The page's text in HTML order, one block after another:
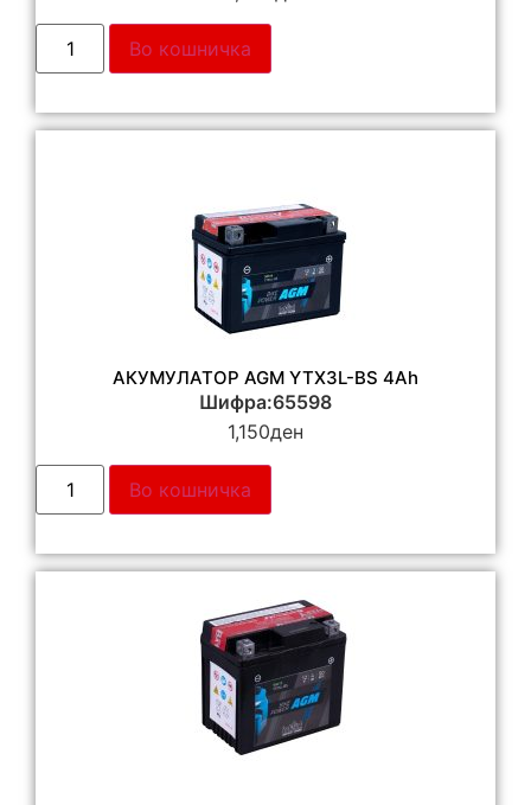
Во кошничка
АКУМУЛАТОР AGM YTX3L-BS 4Ah
Шифра:65598
1,150ден
Во кошничка